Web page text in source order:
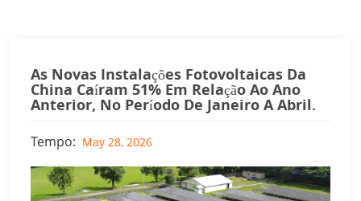
As Novas Instalações Fotovoltaicas Da
China Caíram 51% Em Relação Ao Ano
Anterior, No Período De Janeiro A Abril.
Tempo: May 28, 2026